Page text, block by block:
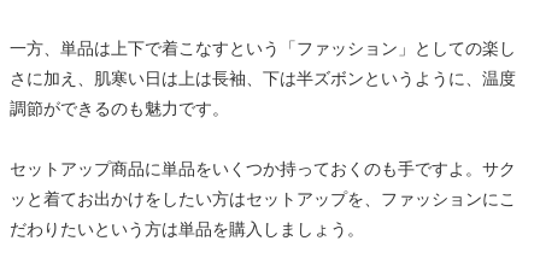
一方、単品は上下で着こなすという「ファッション」としての楽し
さに加え、肌寒い日は上は長袖、下は半ズボンというように、温度
調節ができるのも魅力です。
セットアップ商品に単品をいくつか持っておくのも手ですよ。サク
ッと着てお出かけをしたい方はセットアップを、ファッションにこ
だわりたいという方は単品を購入しましょう。